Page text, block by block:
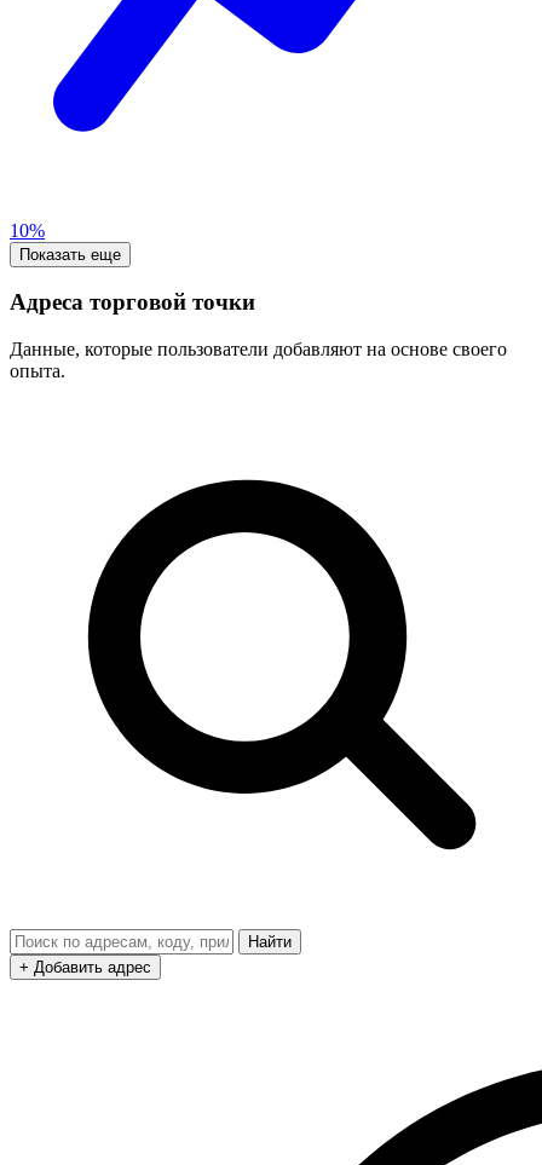
10%
Показать еще
Адреса торговой точки
Данные, которые пользователи добавляют на основе своего
опыта.
Найти
+ Добавить адрес